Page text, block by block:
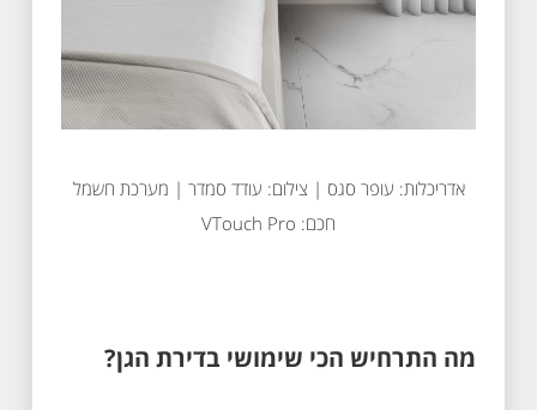
אדריכלות: עופר סגס | צילום: עודד סמדר | מערכת חשמל
חכם: VTouch Pro
מה התרחיש הכי שימושי בדירת הגן?